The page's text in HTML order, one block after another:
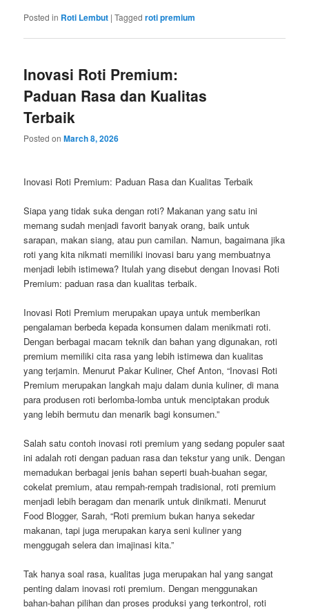
Posted in Roti Lembut |Tagged roti premium
Inovasi Roti Premium:
Paduan Rasa dan Kualitas
Terbaik
Posted onMarch 8, 2026
Inovasi Roti Premium: Paduan Rasa dan Kualitas Terbaik
Siapa yang tidak suka dengan roti? Makanan yang satu ini
memang sudah menjadi favorit banyak orang, baik untuk
sarapan, makan siang, atau pun camilan. Namun, bagaimana jika
roti yang kita nikmati memiliki inovasi baru yang membuatnya
menjadi lebih istimewa? Itulah yang disebut dengan Inovasi Roti
Premium: paduan rasa dan kualitas terbaik.
Inovasi Roti Premium merupakan upaya untuk memberikan
pengalaman berbeda kepada konsumen dalam menikmati roti.
Dengan berbagai macam teknik dan bahan yang digunakan, roti
premium memiliki cita rasa yang lebih istimewa dan kualitas
yang terjamin. Menurut Pakar Kuliner, Chef Anton, “Inovasi Roti
Premium merupakan langkah maju dalam dunia kuliner, di mana
para produsen roti berlomba-lomba untuk menciptakan produk
yang lebih bermutu dan menarik bagi konsumen.”
Salah satu contoh inovasi roti premium yang sedang populer saat
ini adalah roti dengan paduan rasa dan tekstur yang unik. Dengan
memadukan berbagai jenis bahan seperti buah-buahan segar,
cokelat premium, atau rempah-rempah tradisional, roti premium
menjadi lebih beragam dan menarik untuk dinikmati. Menurut
Food Blogger, Sarah, “Roti premium bukan hanya sekedar
makanan, tapi juga merupakan karya seni kuliner yang
menggugah selera dan imajinasi kita.”
Tak hanya soal rasa, kualitas juga merupakan hal yang sangat
penting dalam inovasi roti premium. Dengan menggunakan
bahan-bahan pilihan dan proses produksi yang terkontrol, roti